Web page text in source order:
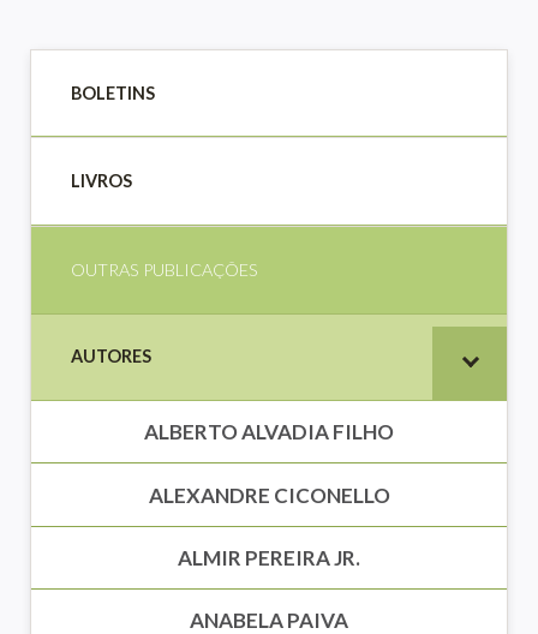
BOLETINS
LIVROS
OUTRAS PUBLICAÇÕES
AUTORES
ALBERTO ALVADIA FILHO
ALEXANDRE CICONELLO
ALMIR PEREIRA JR.
ANABELA PAIVA